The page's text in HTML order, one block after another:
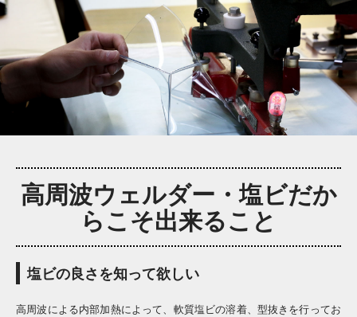
高周波ウェルダー・塩ビだか
らこそ出来ること
塩ビの良さを知って欲しい
高周波による内部加熱によって、軟質塩ビの溶着、型抜きを行ってお